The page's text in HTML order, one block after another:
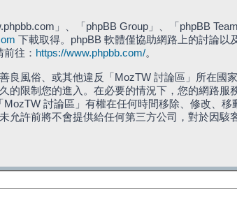
」、「phpBB Group」、「phpBB
下載取得。phpBB 軟體僅協助網路上的討論以
往： https://www.phpbb.com/。
風俗、或其他違反「MozTW 討論區」所在國
限制您的進入。在必要的情況下，您的網路服
討論區」有權在任何時間移除、修改、移
許前將不會提供給任何第三方公司，對於因駭